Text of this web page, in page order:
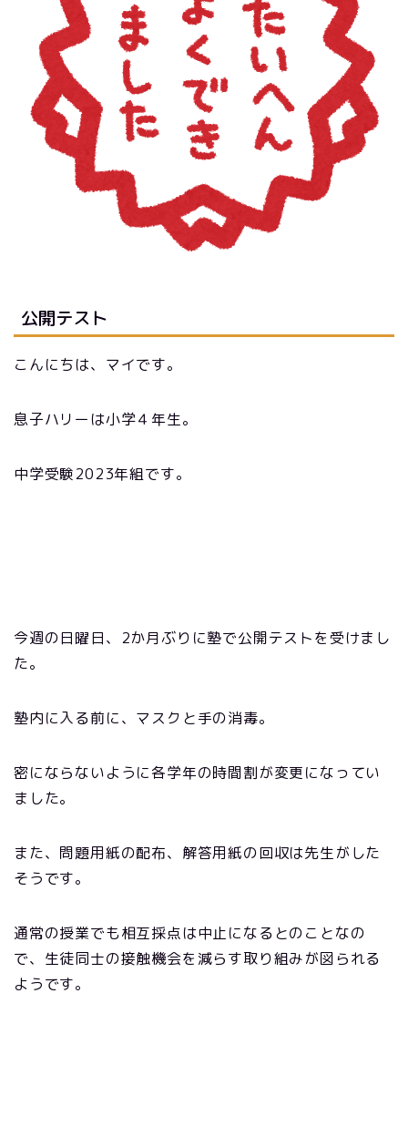
公開テスト
こんにちは、マイです。
息子ハリーは小学４年生。
中学受験2023年組です。
今週の日曜日、2か月ぶりに塾で公開テストを受けまし
た。
塾内に入る前に、マスクと手の消毒。
密にならないように各学年の時間割が変更になってい
ました。
また、問題用紙の配布、解答用紙の回収は先生がした
そうです。
通常の授業でも相互採点は中止になるとのことなの
で、生徒同士の接触機会を減らす取り組みが図られる
ようです。